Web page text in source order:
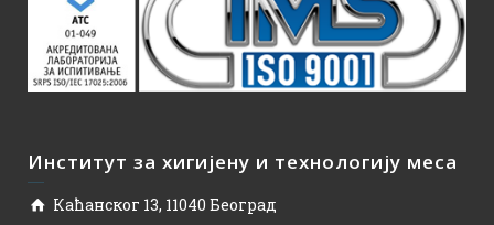
Институт за хигијену и технологију меса
Каћанског 13, 11040 Београд